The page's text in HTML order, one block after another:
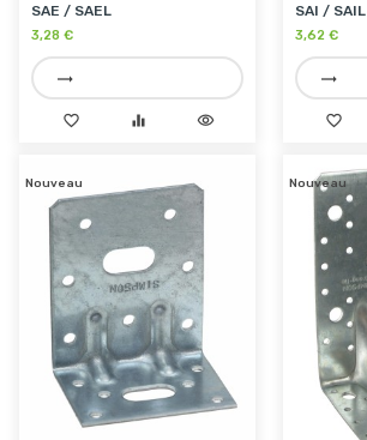
SAE / SAEL
3,28 €
trending_flat
favorite_border equalizer visibility
SAI / SAIL
3,62 €
trending_flat
favorite_border
Nouveau Nouveau